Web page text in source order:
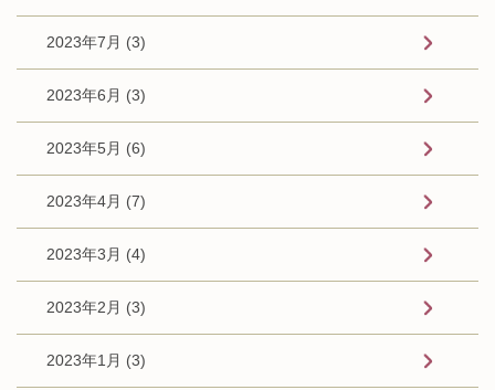
2023年7月 (3)
2023年6月 (3)
2023年5月 (6)
2023年4月 (7)
2023年3月 (4)
2023年2月 (3)
2023年1月 (3)